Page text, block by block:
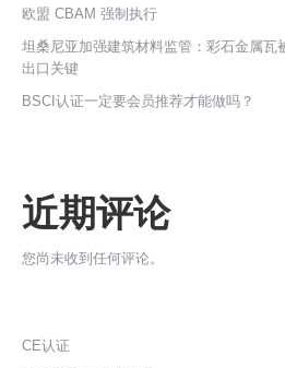
欧盟 CBAM 强制执行
坦桑尼亚加强建筑材料监管：彩石金属瓦
出口关键
BSCI认证一定要会员推荐才能做吗？
近期评论
您尚未收到任何评论。
CE认证